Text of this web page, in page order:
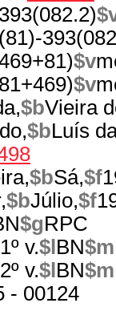
$v
$v
$bVieira
$bLuís
$bSá,$f
$bJúlio,$f
$gRPC
1º v.$l BN$m
2º v.$l BN$m
- 00124